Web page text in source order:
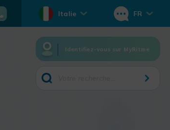
Italie FR
Identifiez-vous sur MyRitme